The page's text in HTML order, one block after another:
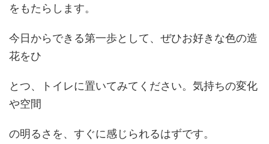
をもたらします。
今日からできる第一歩として、ぜひお好きな色の造
花をひ
とつ、トイレに置いてみてください。気持ちの変化
や空間
の明るさを、すぐに感じられるはずです。